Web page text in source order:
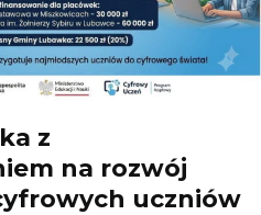
z
na rozwój
uczniów